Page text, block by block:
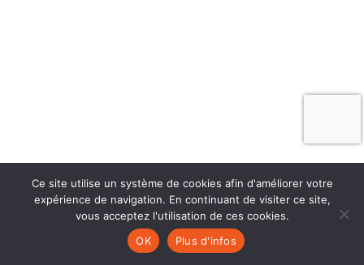
Ce site utilise un système de cookies afin d'améliorer votre
expérience de navigation. En continuant de visiter ce site,
vous acceptez l'utilisation de ces cookies.
OK
Plus d'infos